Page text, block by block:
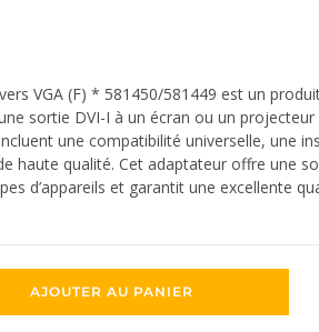
VGA (F) * 581450/581449 est un
sortie DVI-I à un écran ou un projecteur
une compatibilité universelle, une
haute qualité. Cet adaptateur offre une
d’appareils et garantit une excellente
AJOUTER AU PANIER